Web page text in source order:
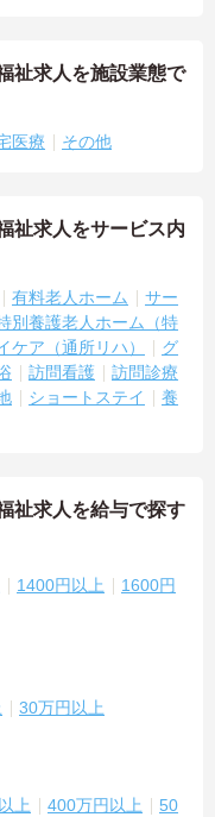
祉求人を施設業態で
医療 その他
祉求人をサービス内
有料老人ホーム
サー
別養護老人ホーム（特
ケア（通所リハ）
グ
訪問看護
訪問診療
ショートステイ
養
祉求人を給与で探す
1400円以上
1600円
30万円以上
上 400万円以上
50